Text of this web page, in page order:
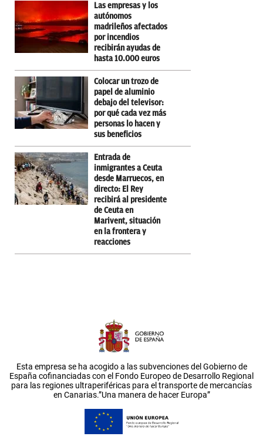
Las empresas y los
autónomos
madrileños afectados
por incendios
recibirán ayudas de
hasta 10.000 euros
Colocar un trozo de
papel de aluminio
debajo del televisor:
por qué cada vez más
personas lo hacen y
sus beneficios
Entrada de
inmigrantes a Ceuta
desde Marruecos, en
directo: El Rey
recibirá al presidente
de Ceuta en
Marivent, situación
en la frontera y
reacciones
Esta empresa se ha acogido a las subvenciones del Gobierno de
España cofinanciadas con el Fondo Europeo de Desarrollo Regional
para las regiones ultraperiféricas para el transporte de mercancías
en Canarias.”Una manera de hacer Europa”